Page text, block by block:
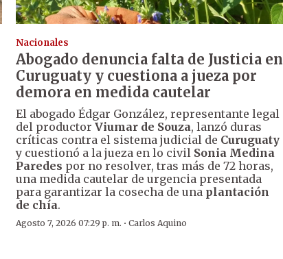
Nacionales
Abogado denuncia falta de Justicia en
Curuguaty y cuestiona a jueza por
demora en medida cautelar
El abogado Édgar González, representante legal
del productorViumar de Souza, lanzó duras
críticas contra el sistema judicial de Curuguaty
y cuestionó a la jueza en lo civil Sonia Medina
Paredes por no resolver, tras más de 72 horas,
una medida cautelar de urgencia presentada
para garantizar la cosecha de una plantación
de chía.
Agosto 7, 2026 07:29 p. m. ·Carlos Aquino